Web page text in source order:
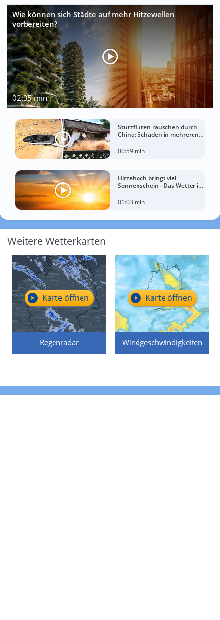
Wie können sich Städte auf mehr Hitzewellen
vorbereiten?
02:35 min
Sturzfluten rauschen durch
China: Schäden in mehreren
00:59 min
Hitzehoch bringt viel
Sonnenschein - Das Wetter in
01:03 min
Weitere Wetterkarten
Regenradar
Karte öffnen
Windgeschwindigkeiten
Karte öffnen